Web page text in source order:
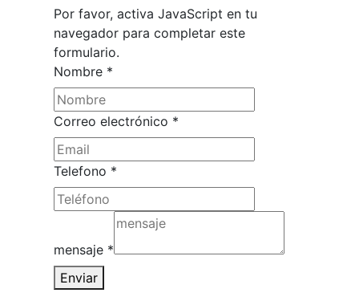
Por favor, activa JavaScript en tu
navegador para completar este
formulario.
Nombre *
Nombre
electrónico
Telefono
Correo electrónico *
Telefono *
mensaje *
Enviar